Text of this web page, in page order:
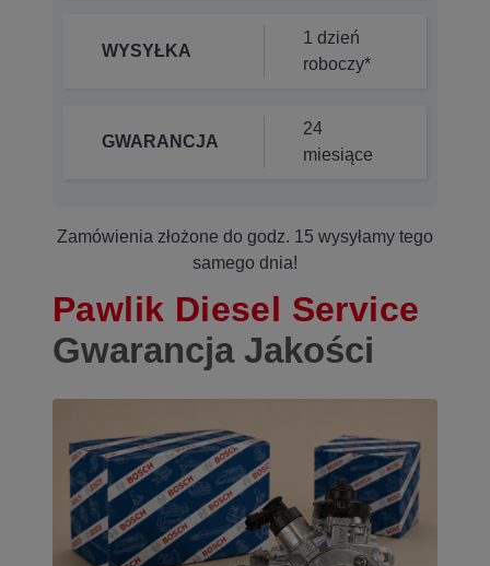
WYSYŁKA
1 dzień
roboczy*
GWARANCJA
24
miesiące
Zamówienia złożone do godz. 15 wysyłamy tego
samego dnia!
Pawlik Diesel Service
Gwarancja Jakości